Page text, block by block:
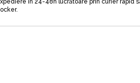
să compensezi lipsurile naturale,
care are o motivație